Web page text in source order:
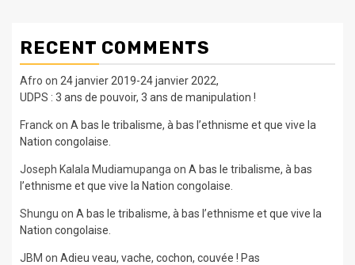
RECENT COMMENTS
Afro on 24 janvier 2019-24 janvier 2022,
UDPS : 3 ans de pouvoir, 3 ans de manipulation !
Franckon A bas le tribalisme, à bas l’ethnisme et que vive la
Nation congolaise.
Joseph Kalala Mudiamupanga on A bas le tribalisme, à bas
l’ethnisme et que vive la Nation congolaise.
Shungu on A bas le tribalisme, à bas l’ethnisme et que vive la
Nation congolaise.
JBM on Adieu veau, vache, cochon, couvée ! Pas